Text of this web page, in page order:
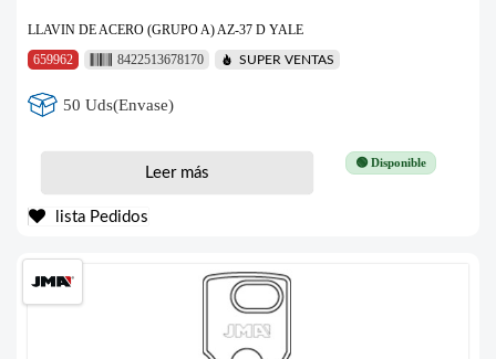
LLAVIN DE ACERO (GRUPO A) AZ-37 D YALE
659962
8422513678170 SUPER VENTAS
50 Uds(Envase)
🟢 Disponible
Leer más
lista Pedidos